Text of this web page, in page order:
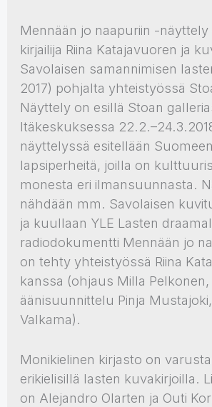
Mennään jo naapuriin -
kirjailija Riina Katajavuoren ja
Savolaisen samannimisen
2017) pohjalta yhteistyössä
Näyttely on esillä Stoan
Itäkeskuksessa
näyttelyssä esitellään
lapsiperheitä, joilla on
monesta eri ilmansuunnasta.
nähdään mm. Savolaisen
ja kuullaan YLE Lasten
radiodokumentti Mennään jo
on tehty yhteistyössä Riina
kanssa (ohjaus Milla Pelkonen,
äänisuunnittelu Pinja
Valkama).
Monikielinen kirjasto on
erikielisillä lasten kuvakirjoilla.
on Alejandro Olarten ja Outi